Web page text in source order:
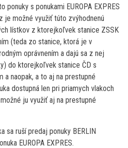
s ponukami EUROPA EXPRES
je možné využiť túto zvýhodnenú
lístkov z ktorejkoľvek stanice ZSSK
(teda zo stanice, ktorá je v
oprávnením a dajú sa z nej
do ktorejkoľvek stanice ČD s
a naopak, a to aj na prestupné
dostupná len pri priamych vlakoch
ju využiť aj na prestupné
sa ruší predaj ponuky BERLIN
EUROPA EXPRES.